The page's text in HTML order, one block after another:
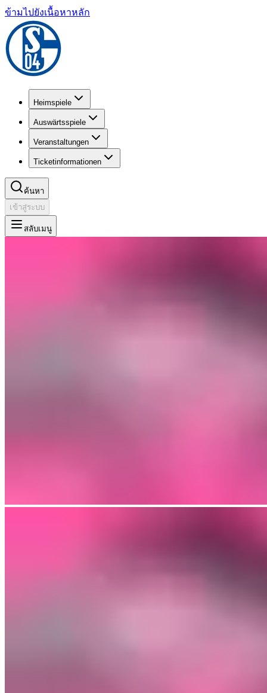
ข้ามไปยังเนื้อหาหลัก
Heimspiele
Auswärtsspiele
Veranstaltungen
Ticketinformationen
ค้นหา
เข้าสู่ระบบ
สลับเมนู